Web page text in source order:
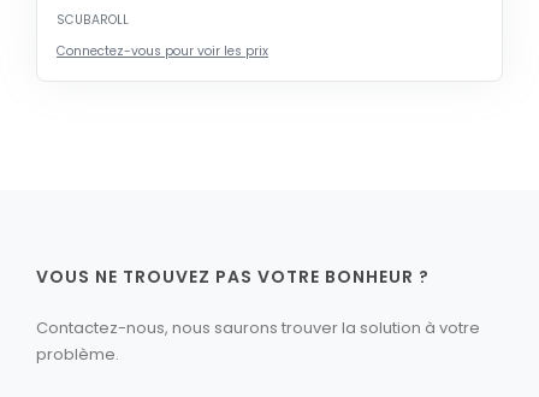
SCUBAROLL
Connectez-vous pour voir les prix
VOUS NE TROUVEZ PAS VOTRE BONHEUR ?
Contactez-nous, nous saurons trouver la solution à votre
problème.